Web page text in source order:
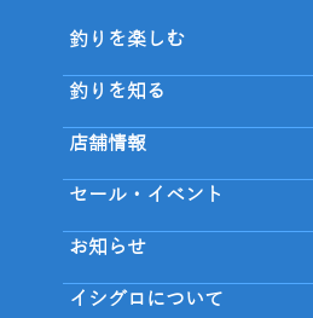
釣りを楽しむ
釣りを知る
店舗情報
セール・イベント
お知らせ
イシグロについて